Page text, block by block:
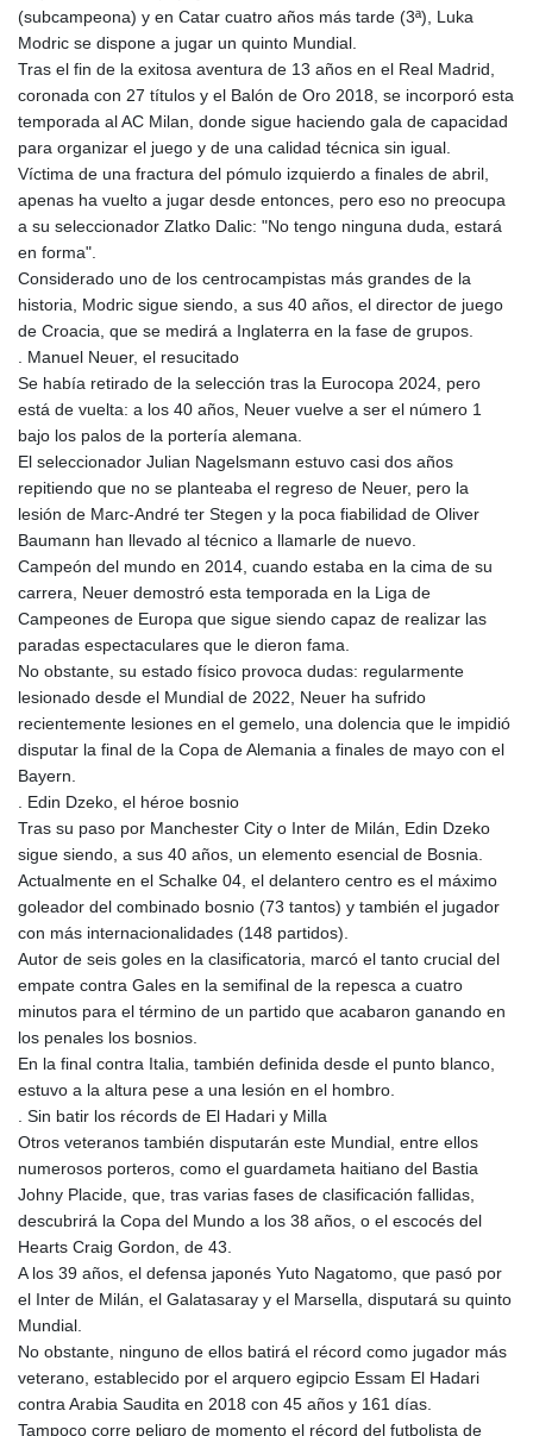
(subcampeona) y en Catar cuatro años más tarde (3ª), Luka
Modric se dispone a jugar un quinto Mundial.
Tras el fin de la exitosa aventura de 13 años en el Real Madrid,
coronada con 27 títulos y el Balón de Oro 2018, se incorporó esta
temporada al AC Milan, donde sigue haciendo gala de capacidad
para organizar el juego y de una calidad técnica sin igual.
Víctima de una fractura del pómulo izquierdo a finales de abril,
apenas ha vuelto a jugar desde entonces, pero eso no preocupa
a su seleccionador Zlatko Dalic: "No tengo ninguna duda, estará
en forma".
Considerado uno de los centrocampistas más grandes de la
historia, Modric sigue siendo, a sus 40 años, el director de juego
de Croacia, que se medirá a Inglaterra en la fase de grupos.
. Manuel Neuer, el resucitado
Se había retirado de la selección tras la Eurocopa 2024, pero
está de vuelta: a los 40 años, Neuer vuelve a ser el número 1
bajo los palos de la portería alemana.
El seleccionador Julian Nagelsmann estuvo casi dos años
repitiendo que no se planteaba el regreso de Neuer, pero la
lesión de Marc-André ter Stegen y la poca fiabilidad de Oliver
Baumann han llevado al técnico a llamarle de nuevo.
Campeón del mundo en 2014, cuando estaba en la cima de su
carrera, Neuer demostró esta temporada en la Liga de
Campeones de Europa que sigue siendo capaz de realizar las
paradas espectaculares que le dieron fama.
No obstante, su estado físico provoca dudas: regularmente
lesionado desde el Mundial de 2022, Neuer ha sufrido
recientemente lesiones en el gemelo, una dolencia que le impidió
disputar la final de la Copa de Alemania a finales de mayo con el
Bayern.
. Edin Dzeko, el héroe bosnio
Tras su paso por Manchester City o Inter de Milán, Edin Dzeko
sigue siendo, a sus 40 años, un elemento esencial de Bosnia.
Actualmente en el Schalke 04, el delantero centro es el máximo
goleador del combinado bosnio (73 tantos) y también el jugador
con más internacionalidades (148 partidos).
Autor de seis goles en la clasificatoria, marcó el tanto crucial del
empate contra Gales en la semifinal de la repesca a cuatro
minutos para el término de un partido que acabaron ganando en
los penales los bosnios.
En la final contra Italia, también definida desde el punto blanco,
estuvo a la altura pese a una lesión en el hombro.
. Sin batir los récords de El Hadari y Milla
Otros veteranos también disputarán este Mundial, entre ellos
numerosos porteros, como el guardameta haitiano del Bastia
Johny Placide, que, tras varias fases de clasificación fallidas,
descubrirá la Copa del Mundo a los 38 años, o el escocés del
Hearts Craig Gordon, de 43.
A los 39 años, el defensa japonés Yuto Nagatomo, que pasó por
el Inter de Milán, el Galatasaray y el Marsella, disputará su quinto
Mundial.
No obstante, ninguno de ellos batirá el récord como jugador más
veterano, establecido por el arquero egipcio Essam El Hadari
contra Arabia Saudita en 2018 con 45 años y 161 días.
Tampoco corre peligro de momento el récord del futbolista de